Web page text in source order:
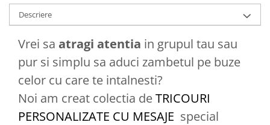
Descriere
Vrei sa atragi atentia in grupul tau sau
pur si simplu sa aduci zambetul pe buze
celor cu care te intalnesti?
Noi am creat colectia deTRICOURI
PERSONALIZATE CU MESAJE special